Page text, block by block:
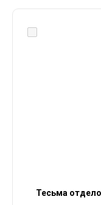
Тесьма